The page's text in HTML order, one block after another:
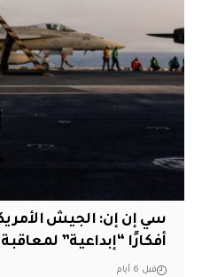
سي إن إن: الجيش
أفكارًا “إبداعية” لمعاقبة
قبل 6 أيام